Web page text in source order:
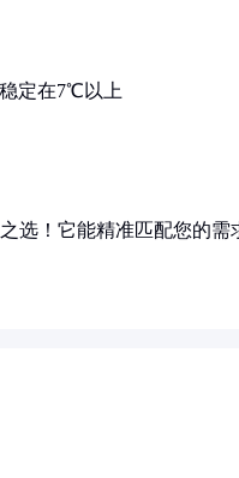
定在7℃以上
选！它能精准匹配您的